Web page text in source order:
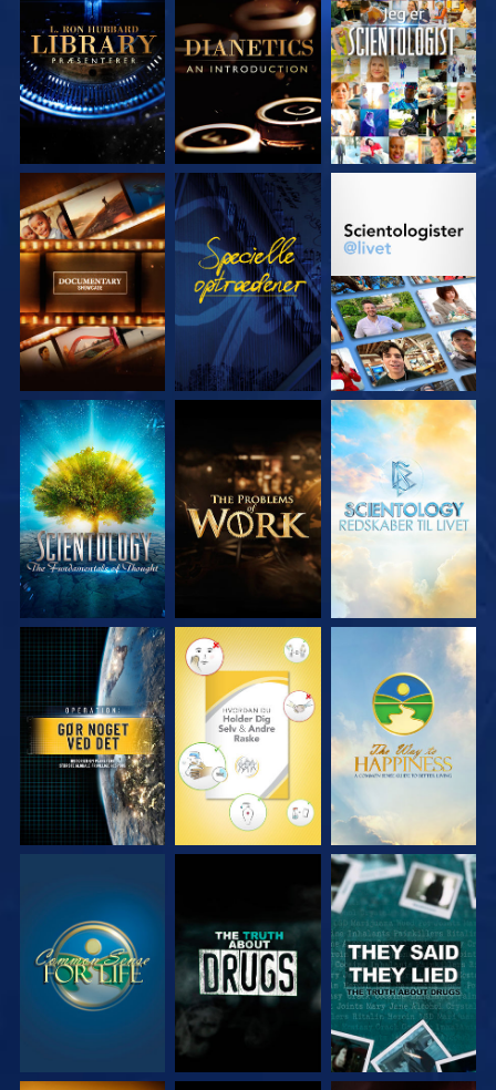
UDFORSK SERIEN UDFORSK SERIEN SE
UDFORSK SERIEN SE UDFORSK SERIEN
UDFORSK SERIEN UDFORSK SERIEN UDFORSK SERIEN
SE SE SE
SE SE